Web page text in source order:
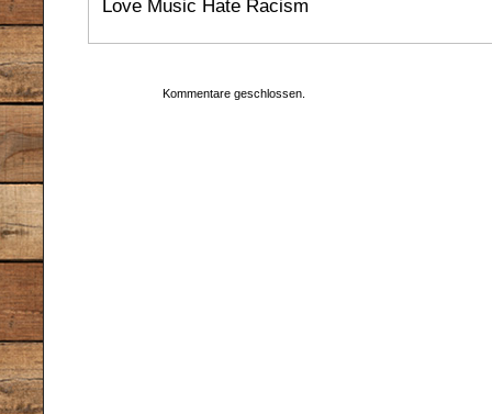
Love Music Hate Racism
Kommentare geschlossen.